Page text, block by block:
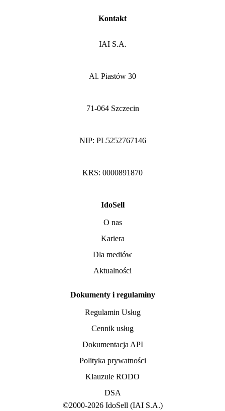
Kontakt
IAI S.A.
Al. Piastów 30
71-064 Szczecin
NIP: PL5252767146
KRS: 0000891870
IdoSell
O nas
Kariera
Dla mediów
Aktualności
Dokumenty i regulaminy
Regulamin Usług
Cennik usług
Dokumentacja API
Polityka prywatności
Klauzule RODO
DSA
©2000-2026 IdoSell (IAI S.A.)